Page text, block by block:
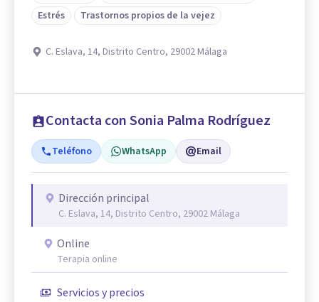
Estrés
Trastornos propios de la vejez
C. Eslava, 14, Distrito Centro, 29002 Málaga
Contacta con Sonia Palma Rodríguez
Teléfono WhatsApp Email
Dirección principal
C. Eslava, 14, Distrito Centro, 29002 Málaga
Online
Terapia online
Servicios y precios